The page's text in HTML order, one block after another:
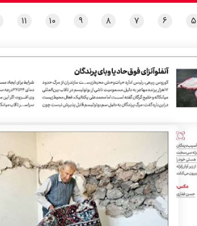
۵ ۶ ۷ ۸ ۹ ۱۰ ۱۱